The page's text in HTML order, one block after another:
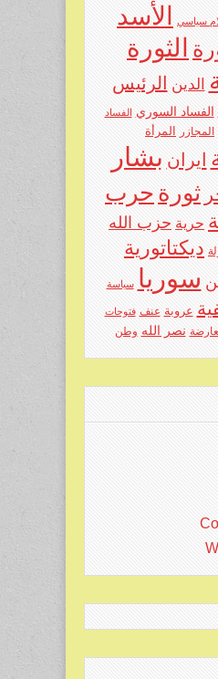
سياسي الأسد
الثورة
الدين
الرئيس
الفساد السوري الفساد
المجازر المرأة
ايران بشار
ثورة حرب
حرية حزب الله
ديكتاتورية
سوريا سياسة
عروبة عنف فتوحات
نصر الله وطن